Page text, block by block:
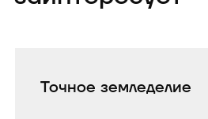
Точное земледелие